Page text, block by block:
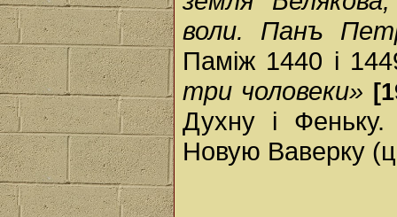
воли. Панъ
Паміж 1440 і
три чоловеки»
Духну і
Новую Ваверку